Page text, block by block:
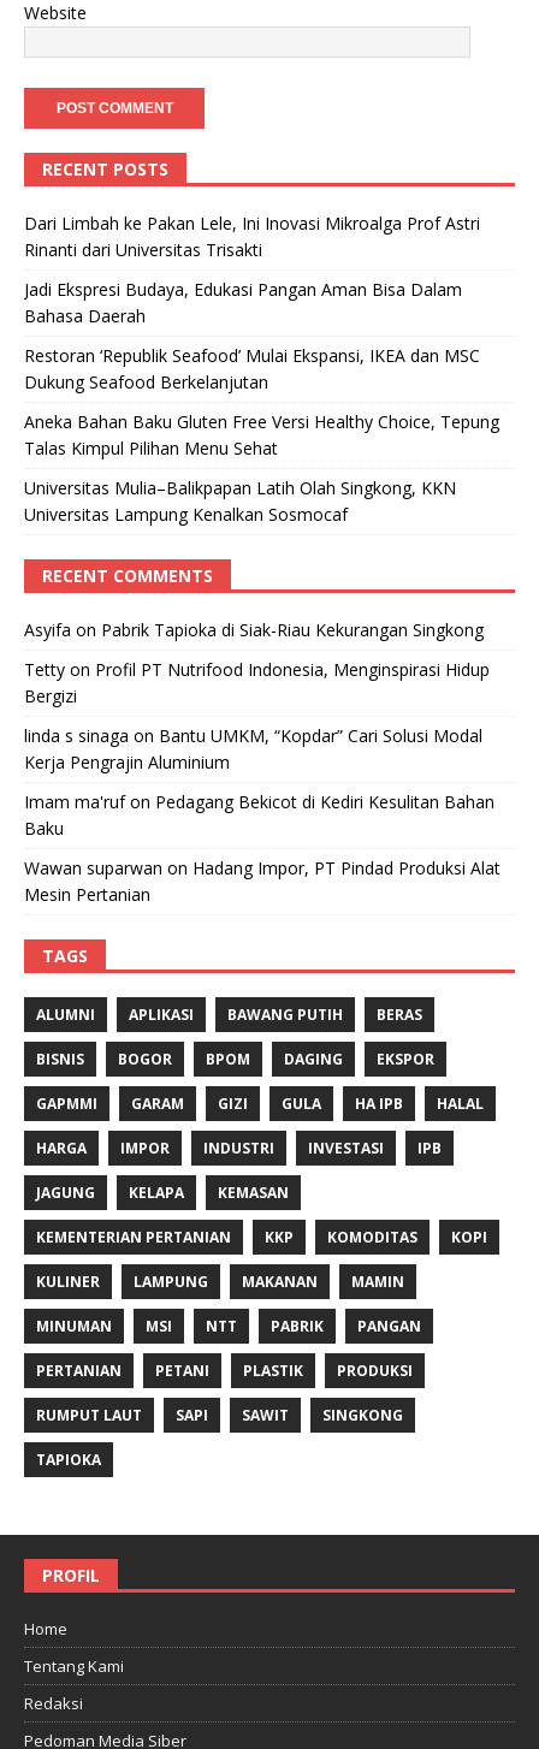
Website
RECENT POSTS
Dari Limbah ke Pakan Lele, Ini Inovasi Mikroalga Prof Astri
Rinanti dari Universitas Trisakti
Jadi Ekspresi Budaya, Edukasi Pangan Aman Bisa Dalam
Bahasa Daerah
Restoran ‘Republik Seafood’ Mulai Ekspansi, IKEA dan MSC
Dukung Seafood Berkelanjutan
Aneka Bahan Baku Gluten Free Versi Healthy Choice, Tepung
Talas Kimpul Pilihan Menu Sehat
Universitas Mulia–Balikpapan Latih Olah Singkong, KKN
Universitas Lampung Kenalkan Sosmocaf
RECENT COMMENTS
Asyifa on Pabrik Tapioka di Siak-Riau Kekurangan Singkong
Tetty on Profil PT Nutrifood Indonesia, Menginspirasi Hidup
Bergizi
linda s sinaga on Bantu UMKM, “Kopdar” Cari Solusi Modal
Kerja Pengrajin Aluminium
Imam ma'rufon Pedagang Bekicot di Kediri Kesulitan Bahan
Baku
Wawan suparwan on Hadang Impor, PT Pindad Produksi Alat
Mesin Pertanian
TAGS
ALUMNI APLIKASI BAWANG PUTIH BERAS
BISNIS BOGOR BPOM DAGING EKSPOR
GAPMMI GARAM GIZI GULA HA IPB HALAL
HARGA IMPOR INDUSTRI INVESTASI IPB
JAGUNG KELAPA KEMASAN
KEMENTERIAN PERTANIAN KKP KOMODITAS KOPI
KULINER LAMPUNG MAKANAN MAMIN
MINUMAN MSI NTT PABRIK PANGAN
PERTANIAN PETANI PLASTIK PRODUKSI
RUMPUT LAUT SAPI SAWIT SINGKONG
TAPIOKA
PROFIL
Home
Tentang Kami
Redaksi
Pedoman Media Siber